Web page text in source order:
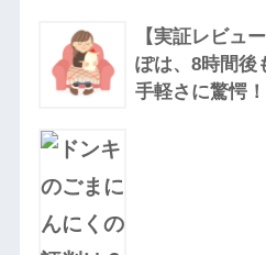
【実証レビュ
ぽは、8時間後
手軽さに驚愕！